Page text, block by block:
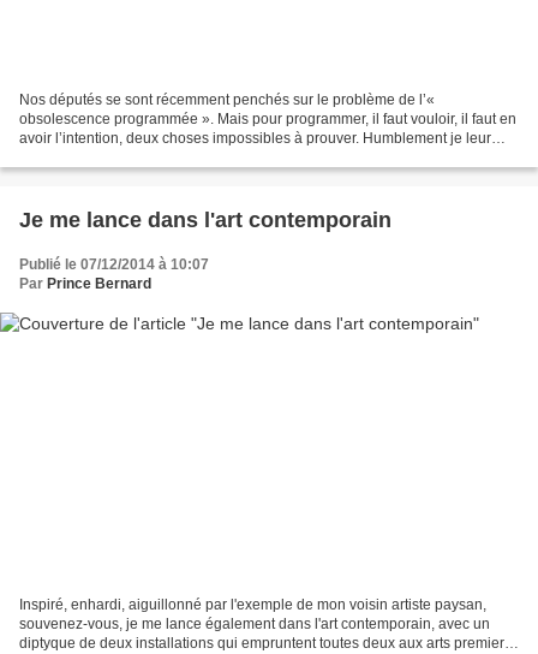
Nos députés se sont récemment penchés sur le problème de l’«
obsolescence programmée ». Mais pour programmer, il faut vouloir, il faut en
avoir l’intention, deux choses impossibles à prouver. Humblement je leur
Je me lance dans l'art contemporain
Publié le 07/12/2014 à 10:07
Par Prince Bernard
Inspiré, enhardi, aiguillonné par l'exemple de mon voisin artiste paysan,
souvenez-vous, je me lance également dans l'art contemporain, avec un
diptyque de deux installations qui empruntent toutes deux aux arts premiers